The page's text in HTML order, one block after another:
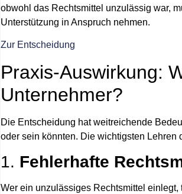
obwohl das Rechtsmittel unzulässig war,
Unterstützung in Anspruch nehmen.
Zur Entscheidung
Praxis-Auswirkung:
Unternehmer?
Die Entscheidung hat weitreichende
oder sein könnten. Die wichtigsten
1. Fehlerhafte
Wer ein unzulässiges Rechtsmittel